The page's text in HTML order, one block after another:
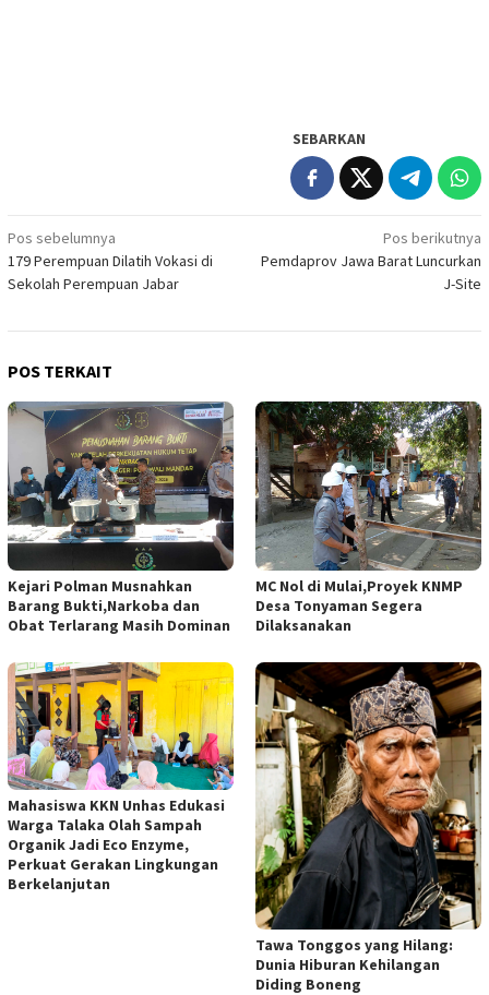
SEBARKAN
Navigasi
pos
Pos sebelumnya
179 Perempuan Dilatih Vokasi di
Sekolah Perempuan Jabar
Pos berikutnya
Pemdaprov Jawa Barat Luncurkan
J-Site
POS TERKAIT
Kejari Polman Musnahkan
Barang Bukti,Narkoba dan
Obat Terlarang Masih Dominan
MC Nol di Mulai,Proyek KNMP
Desa Tonyaman Segera
Dilaksanakan
Mahasiswa KKN Unhas Edukasi
Warga Talaka Olah Sampah
Organik Jadi Eco Enzyme,
Perkuat Gerakan Lingkungan
Berkelanjutan
Tawa Tonggos yang Hilang:
Dunia Hiburan Kehilangan
Diding Boneng